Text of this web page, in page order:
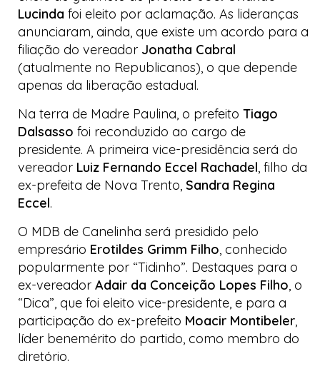
Lucinda foi eleito por aclamação. As lideranças
anunciaram, ainda, que existe um acordo para a
filiação do vereador Jonatha Cabral
(atualmente no Republicanos), o que depende
apenas da liberação estadual.
Na terra de Madre Paulina, o prefeito Tiago
Dalsasso foi reconduzido ao cargo de
presidente. A primeira vice-presidência será do
vereador Luiz Fernando Eccel Rachadel, filho da
ex-prefeita de Nova Trento, Sandra Regina
Eccel.
O MDB de Canelinha será presidido pelo
empresário Erotildes Grimm Filho, conhecido
popularmente por “Tidinho”. Destaques para o
ex-vereador Adair da Conceição Lopes Filho, o
“Dica”, que foi eleito vice-presidente, e para a
participação do ex-prefeito Moacir Montibeler,
líder benemérito do partido, como membro do
diretório.